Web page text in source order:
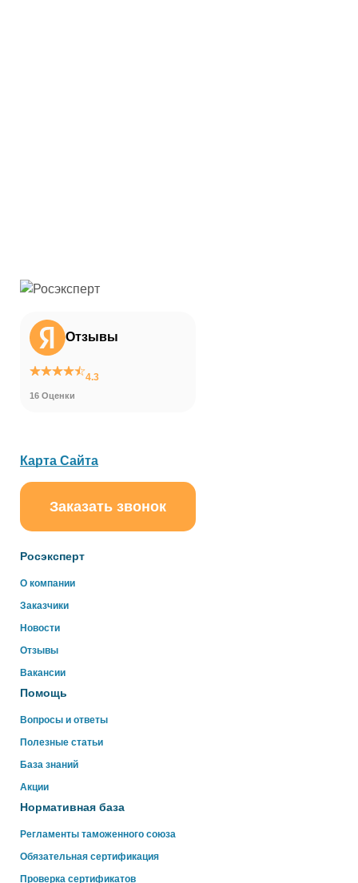
Отзывы
4.3
16 Оценки
Росэксперт
О компании
Заказчики
Новости
Отзывы
Вакансии
Помощь
Вопросы и ответы
Полезные статьи
База знаний
Акции
Нормативная база
Регламенты таможенного союза
Обязательная сертификация
Проверка сертификатов
Карта Сайта
Заказать звонок
online
Здравствуйте!
Свяжитесь с нами через WhatsApp нажав на кнопку